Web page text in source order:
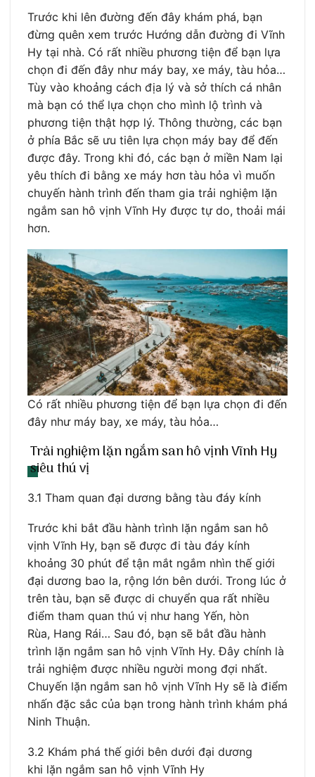
Trước khi lên đường đến đây khám phá, bạn
đừng quên xem trước Hướng dẫn đường đi Vĩnh
Hy tại nhà. Có rất nhiều phương tiện để bạn lựa
chọn đi đến đây như máy bay, xe máy, tàu hỏa…
Tùy vào khoảng cách địa lý và sở thích cá nhân
mà bạn có thể lựa chọn cho mình lộ trình và
phương tiện thật hợp lý. Thông thường, các bạn
ở phía Bắc sẽ ưu tiên lựa chọn máy bay để đến
được đây. Trong khi đó, các bạn ở miền Nam lại
yêu thích đi bằng xe máy hơn tàu hỏa vì muốn
chuyến hành trình đến tham gia trải nghiệm lặn
ngắm san hô vịnh Vĩnh Hy được tự do, thoải mái
hơn.
Có rất nhiều phương tiện để bạn lựa chọn đi đến
đây như máy bay, xe máy, tàu hỏa…
Trải nghiệm lặn ngắm san hô vịnh Vĩnh Hy
siêu thú vị
3.1 Tham quan đại dương bằng tàu đáy kính
Trước khi bắt đầu hành trình lặn ngắm san hô
vịnh Vĩnh Hy, bạn sẽ được đi tàu đáy kính
khoảng 30 phút để tận mắt ngắm nhìn thế giới
đại dương bao la, rộng lớn bên dưới. Trong lúc ở
trên tàu, bạn sẽ được di chuyển qua rất nhiều
điểm tham quan thú vị như hang Yến, hòn
Rùa, Hang Rái… Sau đó, bạn sẽ bắt đầu hành
trình lặn ngắm san hô vịnh Vĩnh Hy. Đây chính là
trải nghiệm được nhiều người mong đợi nhất.
Chuyến lặn ngắm san hô vịnh Vĩnh Hy sẽ là điểm
nhấn đặc sắc của bạn trong hành trình khám phá
Ninh Thuận.
3.2 Khám phá thế giới bên dưới đại dương
khi lặn ngắm san hô vịnh Vĩnh Hy